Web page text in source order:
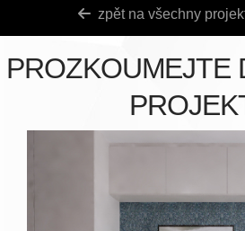
zpět na všechny
PROZKOUMEJTE